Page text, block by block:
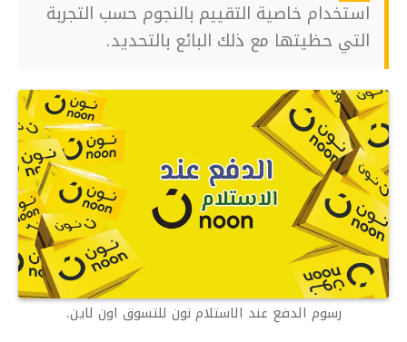
استخدام خاصية التقييم بالنجوم حسب التجربة
التي حظيتها مع ذلك البائع بالتحديد.
رسوم الدفع عند الاستلام نون للتسوق اون لاين.